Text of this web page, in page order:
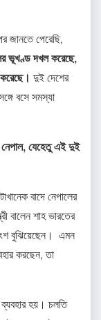
জানতে পেরেছি,
ভূখণ্ড দখল করেছে,
দুই দেশের
বসে সমস্যা
নেপাল, যেহেতু এই দুই
বাদে নেপালের
বালেন শাহ ভারতের
বুঝিয়েছেন। এমন
করছেন, তা
ব্যবহার হয়। চলতি